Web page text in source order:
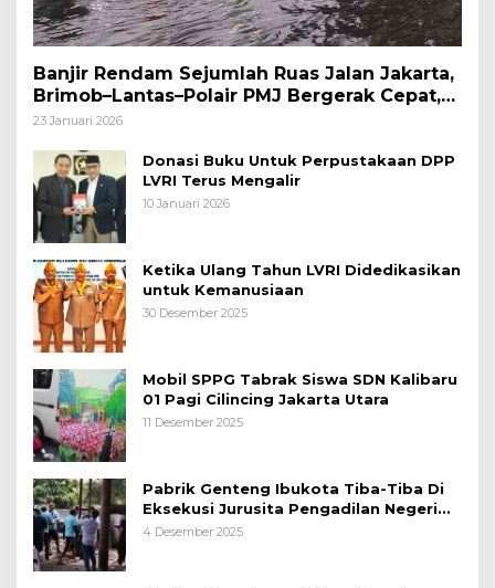
Banjir Rendam Sejumlah Ruas Jalan Jakarta,
Brimob–Lantas–Polair PMJ Bergerak Cepat,
Polri Siagakan 128.247 Personel Secara
23 Januari 2026
Donasi Buku Untuk Perpustakaan DPP
LVRI Terus Mengalir
10 Januari 2026
Ketika Ulang Tahun LVRI Didedikasikan
untuk Kemanusiaan
30 Desember 2025
Mobil SPPG Tabrak Siswa SDN Kalibaru
01 Pagi Cilincing Jakarta Utara
11 Desember 2025
Pabrik Genteng Ibukota Tiba-Tiba Di
Eksekusi Jurusita Pengadilan Negeri
Tangerang, Diduga Cacat Hukum Sejak
4 Desember 2025